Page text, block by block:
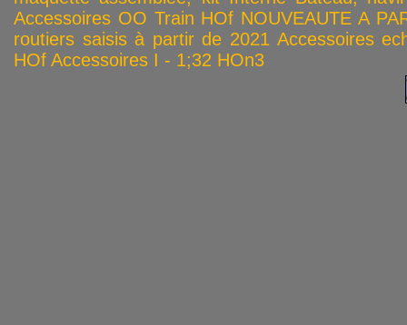
Accessoires OO Train HOf NOUVEAUTE A
routiers saisis à partir de 2021 Accessoires
HOf Accessoires I - 1;32 HOn3